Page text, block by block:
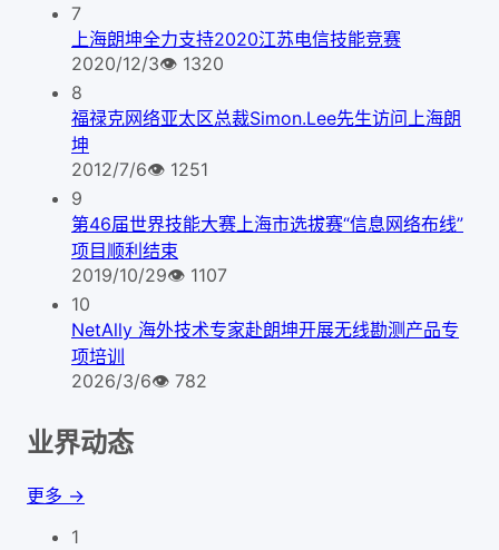
7
上海朗坤全力支持2020江苏电信技能竞赛
2020/12/3👁 1320
8
福禄克网络亚太区总裁Simon.Lee先生访问上海朗
坤
2012/7/6👁 1251
9
第46届世界技能大赛上海市选拔赛“信息网络布线”
项目顺利结束
2019/10/29👁 1107
10
NetAlly 海外技术专家赴朗坤开展无线勘测产品专
项培训
2026/3/6👁 782
业界动态
更多 →
1